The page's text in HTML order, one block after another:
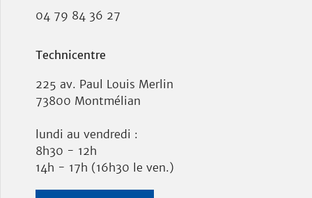
04 79 84 36 27
Technicentre
225 av. Paul Louis Merlin
73800 Montmélian
lundi au vendredi :
8h30 - 12h
14h - 17h (16h30 le ven.)